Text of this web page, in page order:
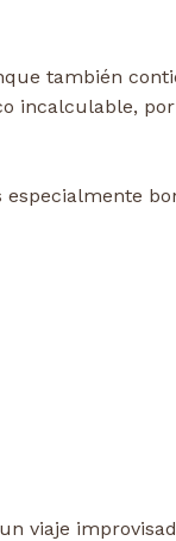
también
incalculable,
un viaje